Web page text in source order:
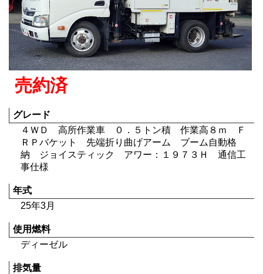
売約済
グレード
４ＷＤ 高所作業車 ０．５トン積 作業高８ｍ Ｆ
ＲＰバケット 先端折り曲げアーム ブーム自動格
納 ジョイスティック アワー：１９７３Ｈ 通信工
事仕様
年式
25年3月
使用燃料
ディーゼル
排気量